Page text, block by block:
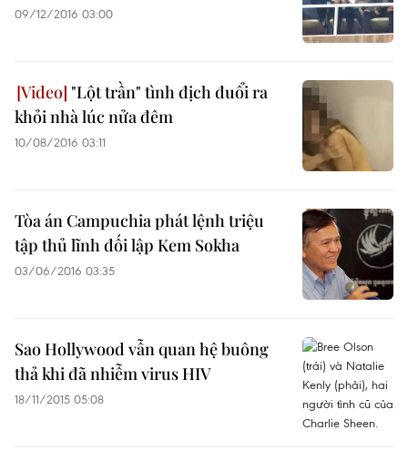
09/12/2016 03:00
"Lột trần" tình địch đuổi ra
khỏi nhà lúc nửa đêm
10/08/2016 03:11
Tòa án Campuchia phát lệnh triệu
tập thủ lĩnh đối lập Kem Sokha
03/06/2016 03:35
Sao Hollywood vẫn quan hệ buông
thả khi đã nhiễm virus HIV
18/11/2015 05:08